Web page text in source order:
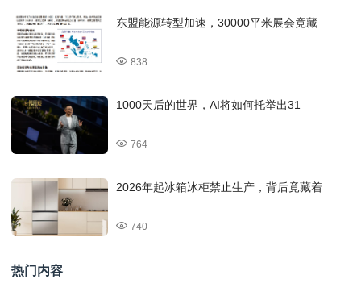
东盟能源转型加速，30000平米展会竟藏
838
1000天后的世界，AI将如何托举出31
764
2026年起冰箱冰柜禁止生产，背后竟藏着
740
热门内容